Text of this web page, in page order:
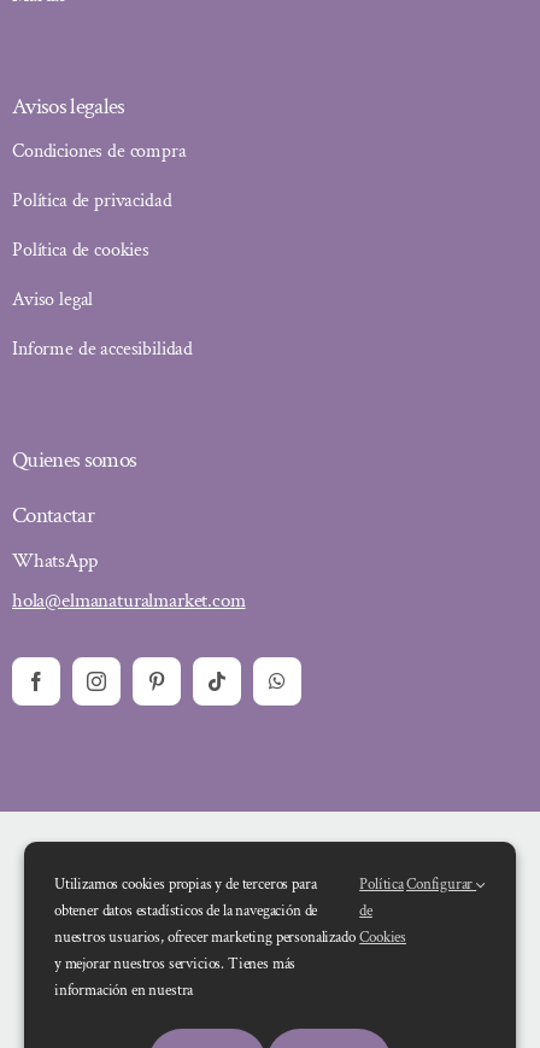
Avisos legales
Condiciones de compra
Política de privacidad
Política de cookies
Aviso legal
Informe de accesibilidad
Quienes somos
Contactar
WhatsApp
hola@elmanaturalmarket.com
Financiado por la Unión Europea – NextGenerationEU. Sin embargo, los
autores y no reflejan necesariamente los de la Unión Europea o la Comisión
Utilizamos cookies propias y de terceros para
obtener datos estadísticos de la navegación de
nuestros usuarios, ofrecer marketing personalizado
y mejorar nuestros servicios. Tienes más
información en nuestra
Política
de
Cookies
Configurar